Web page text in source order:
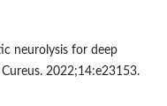
neurolysis for deep
2022;14:e23153.